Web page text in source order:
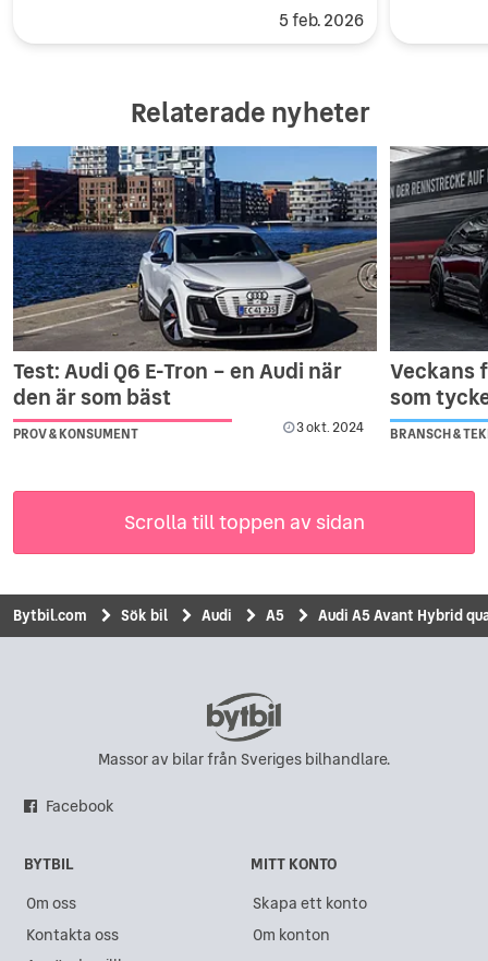
5 feb. 2026
Relaterade nyheter
Test: Audi Q6 E-Tron – en Audi när
den är som bäst
PROV & KONSUMENT 3 okt. 2024
Veckans
som
BRANSCH &
Scrolla till toppen av sidan
Bytbil.com Sök bil Audi A5 Audi A5 Avant Hybrid
Massor av bilar från Sveriges bilhandlare.
Facebook
BYTBIL
Om oss
Kontakta oss
MITT KONTO
Skapa ett konto
Om konton